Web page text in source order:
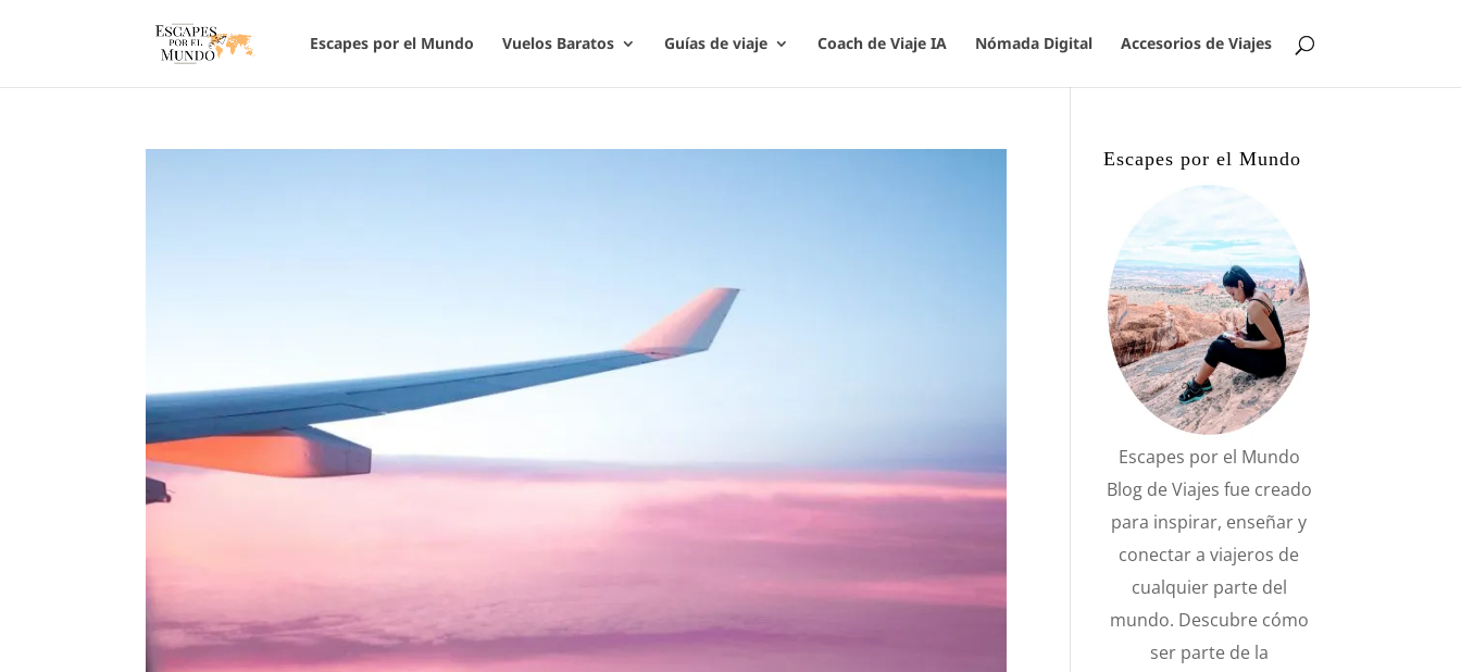
Escapes por el Mundo Vuelos Baratos Guías de viaje Coach de Viaje IA Nómada Digital Accesorios de Viajes
Escapes por el Mundo
Escapes por el Mundo
Blog de Viajes fue creado
para inspirar, enseñar y
conectar a viajeros de
cualquier parte del
mundo. Descubre cómo
ser parte de la